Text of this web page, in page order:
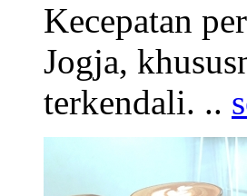
Kecepatan
Jogja,
terkendali. ..